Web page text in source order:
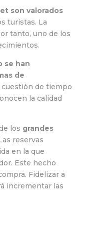
son valorados
turistas. La
tanto, uno de los
se han
de
cuestión de tiempo
la calidad
los grandes
reservas
en la que
Este hecho
Fidelizar a
incrementar las